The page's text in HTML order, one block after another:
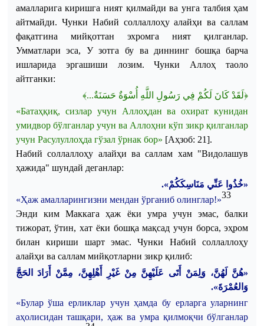
амалларига киришга ният қилмайди ва унга талбия ҳам
айтмайди. Чунки Набий соллаллоҳу алайҳи ва саллам
фақатгина
мийқоттан эхромга ният қилганлар.
Умматлари эса, У зотга бу ва диннинг бошқа барча
ишларида эргашиши лозим.Чунки Аллоҳ
таоло
айтганки:
﴿لَقَدْ كَانَ لَكُمْ فِي رَسُولِ اللَّهِ أُسْوَةٌ حَسَنَةٌ...﴾
«Батаҳқиқ, сизлар учун Аллоҳдан ва охират кунидан
умидвор бўлганлар учун ва Аллоҳни кўп зикр қилганлар
учун Расулуллоҳда гўзал ўрнак бор» [Аҳзоб: 21].
Набий соллаллоҳу алайҳи ва саллам хам"Видолашув
ҳажида" шундай деганлар:
«خُذُوا عَنِّي مَنَاسِكَكُمْ».
«Ҳаж амалларингизни мендан ўрганиб олинглар!»33
Энди ким Маккага ҳаж ёки умра учун эмас, балки
тижорат, ўтин, хат ёки бошқа мақсад учун борса, эҳром
билан кириши шарт эмас.Чунки Набий
соллаллоҳу
алайҳи ва саллам мийқотларни зикр қилиб:
«هُنَّ لَهُنَّ، وَلِمَنْ أَتَى عَلَيْهِنَّ مِنْ غَيْرِ أَهْلِهِنَّ، مِمَّنْ أَرَادَ الحَجَّ
وَالعُمْرَةَ».
«Булар ўша ерликлар учун ҳамда бу ерларга уларнинг
аҳолисидан ташқари,ҳаж ва умра қилмоқчи бўлганлар